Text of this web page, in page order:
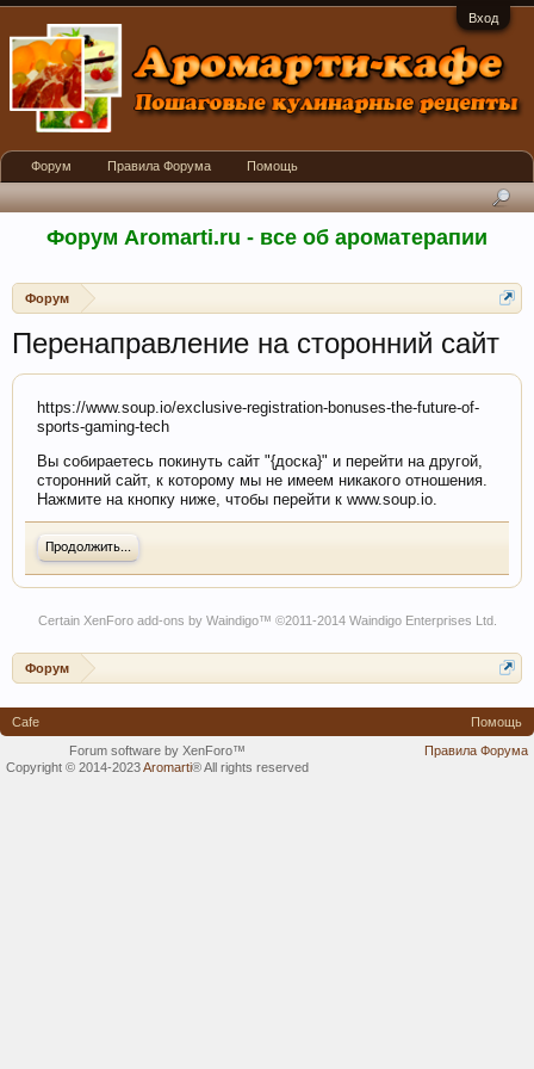
Вход
Форум Aromarti.ru - все об ароматерапии
Форум
Перенаправление на сторонний сайт
https://www.soup.io/exclusive-registration-bonuses-the-future-of-
sports-gaming-tech
Вы собираетесь покинуть сайт "{доска}" и перейти на другой,
сторонний сайт, к которому мы не имеем никакого отношения.
Нажмите на кнопку ниже, чтобы перейти к www.soup.io.
Продолжить...
Certain XenForo add-ons by Waindigo™ ©2011-2014 Waindigo Enterprises Ltd.
Форум
Форум Правила Форума Помощь
Cafe
Помощь
Правила Форума
Forum software by XenForo™
Copyright © 2014-2023Aromarti®All rights reserved